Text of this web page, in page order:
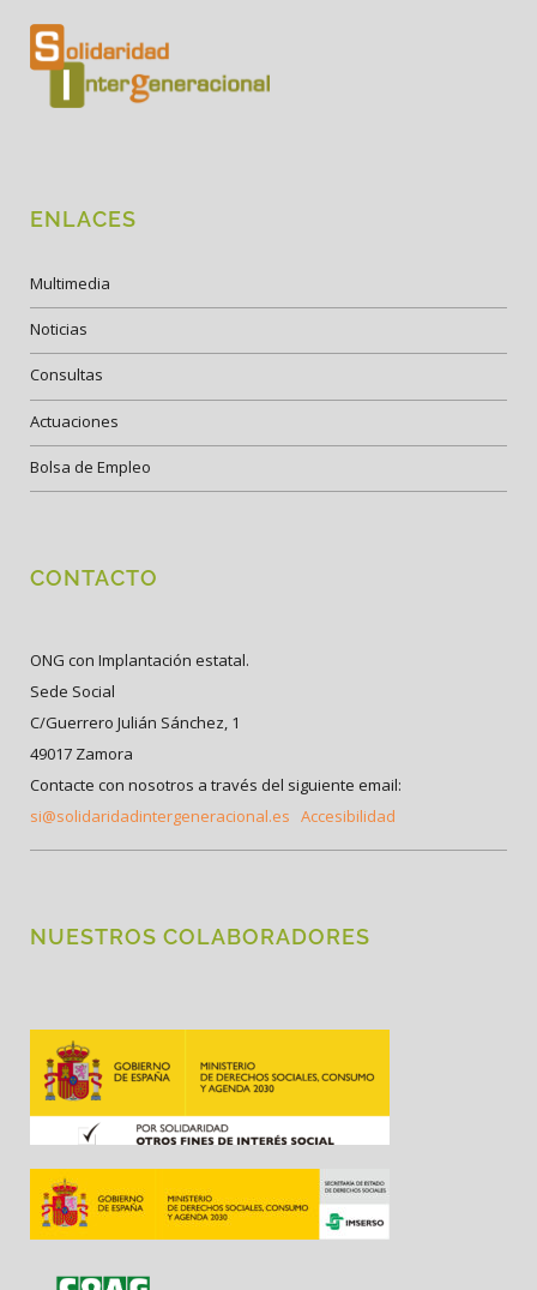
ENLACES
Multimedia
Noticias
Consultas
Actuaciones
Bolsa de Empleo
CONTACTO
ONG con Implantación estatal.
Sede Social
C/Guerrero Julián Sánchez, 1
49017 Zamora
Contacte con nosotros a través del siguiente email:
si@solidaridadintergeneracional.es Accesibilidad
NUESTROS COLABORADORES